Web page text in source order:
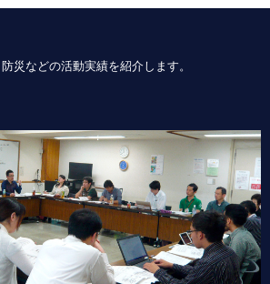
災などの活動実績を紹介します。